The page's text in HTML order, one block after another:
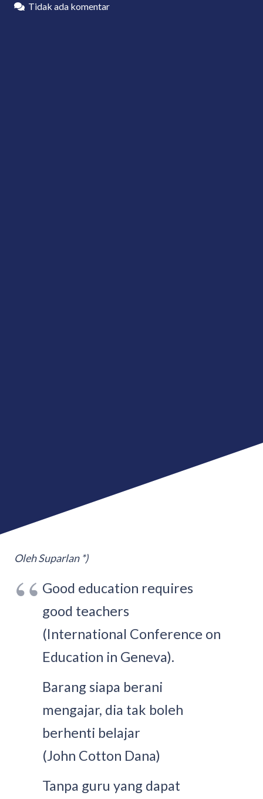
Tidak ada komentar
Oleh Suparlan *)
Good education requires
good teachers
(International Conference on
Education in Geneva).
Barang siapa berani
mengajar, dia tak boleh
berhenti belajar
(John Cotton Dana)
Tanpa guru yang dapat